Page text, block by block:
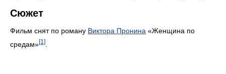
Сюжет
Фильм снят по роману Виктора Пронина «Женщина по
средам»[1]